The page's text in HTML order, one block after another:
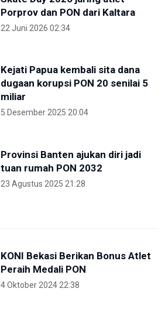
Porprov dan PON dari Kaltara
22 Juni 2026 02:34
Kejati Papua kembali sita dana
dugaan korupsi PON 20 senilai 5
miliar
5 Desember 2025 20:04
Provinsi Banten ajukan diri jadi
tuan rumah PON 2032
23 Agustus 2025 21:28
KONI Bekasi Berikan Bonus Atlet
Peraih Medali PON
4 Oktober 2024 22:38